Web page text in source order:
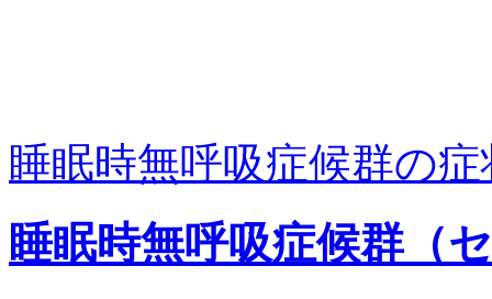
睡眠時無呼吸症候群の症
睡眠時無呼吸症候群（